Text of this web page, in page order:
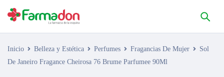
Inicio Belleza y Estética Perfumes Fragancias De Mujer
Sol
De Janeiro Fragance Cheirosa 76 Brume Parfumee 90Ml